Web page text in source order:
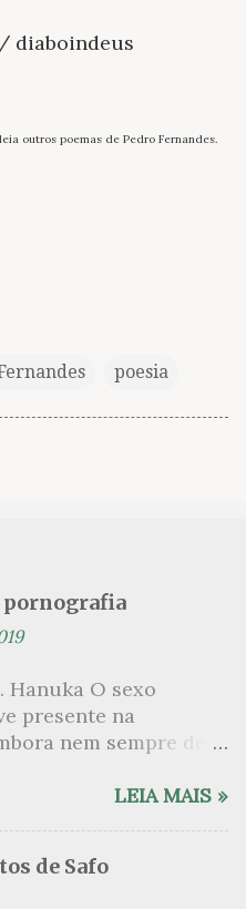
diaboindeus
outros poemas de Pedro Fernandes.
poesia
pornografia
Hanuka O sexo
presente na
nem sempre de
em sua própria
findaram por revelar
intimidade o lado
LEIA MAIS »
de Safo